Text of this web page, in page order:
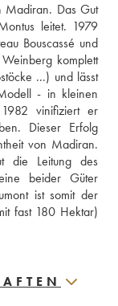
Madiran. Das Gut
leitet. 1979
Bouscassé und
komplett
...) und lässt
- in kleinen
vinifiziert er
Dieser Erfolg
von Madiran.
die Leitung des
beider Güter
ist somit der
fast 180 Hektar)